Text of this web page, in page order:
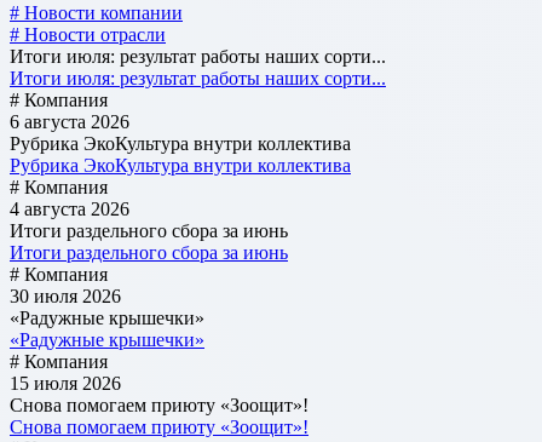
# Новости компании
# Новости отрасли
Итоги июля: результат работы наших сорти...
Итоги июля: результат работы наших сорти...
# Компания
6 августа 2026
Рубрика ЭкоКультура внутри коллектива
Рубрика ЭкоКультура внутри коллектива
# Компания
4 августа 2026
Итоги раздельного сбора за июнь
Итоги раздельного сбора за июнь
# Компания
30 июля 2026
«Радужные крышечки»
«Радужные крышечки»
# Компания
15 июля 2026
Снова помогаем приюту «Зоощит»!
Снова помогаем приюту «Зоощит»!